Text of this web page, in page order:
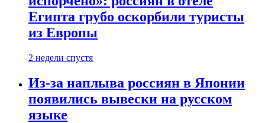
Египта грубо оскорбили туристы
из Европы
2 недели спустя
Из-за наплыва россиян в Японии
появились вывески на русском
языке